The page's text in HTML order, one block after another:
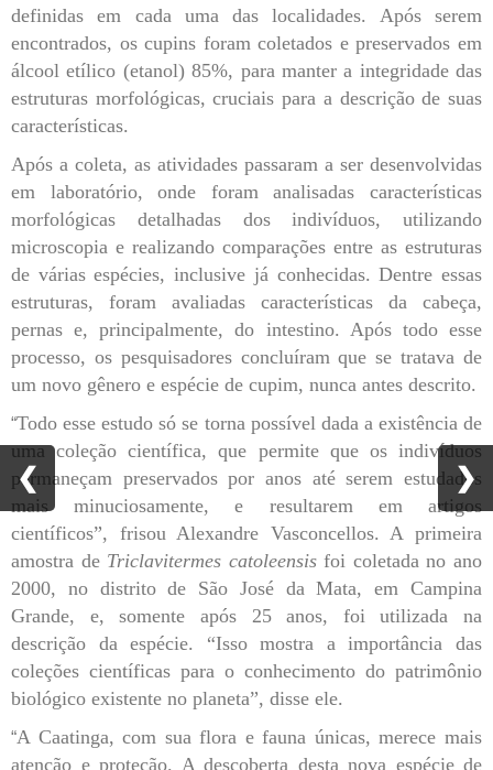
definidas em cada uma das localidades. Após serem
encontrados, os cupins foram coletados e preservados em
álcool etílico (etanol) 85%, para manter a integridade das
estruturas morfológicas, cruciais para a descrição de suas
características.
Após a coleta, as atividades passaram a ser desenvolvidas
em laboratório, onde foram analisadas características
morfológicas detalhadas dos indivíduos, utilizando
microscopia e realizando comparações entre as estruturas
de várias espécies, inclusive já conhecidas. Dentre essas
estruturas, foram avaliadas características da cabeça,
pernas e, principalmente, do intestino. Após todo esse
processo, os pesquisadores concluíram que se tratava de
um novo gênero e espécie de cupim, nunca antes descrito.
“Todo esse estudo só se torna possível dada a existência de
uma coleção científica, que permite que os indivíduos
permaneçam preservados por anos até serem estudados
mais minuciosamente, e resultarem em artigos
científicos”, frisou Alexandre Vasconcellos. A primeira
amostra de Triclavitermes catoleensisfoi coletada no ano
2000, no distrito de São José da Mata, em Campina
Grande, e, somente após 25 anos, foi utilizada na
descrição da espécie. “Isso mostra a importância das
coleções científicas para o conhecimento do patrimônio
biológico existente no planeta”, disse ele.
“A Caatinga, com sua flora e fauna únicas, merece mais
atenção e proteção. A descoberta desta nova espécie de
❮ ❯
❮ ❯